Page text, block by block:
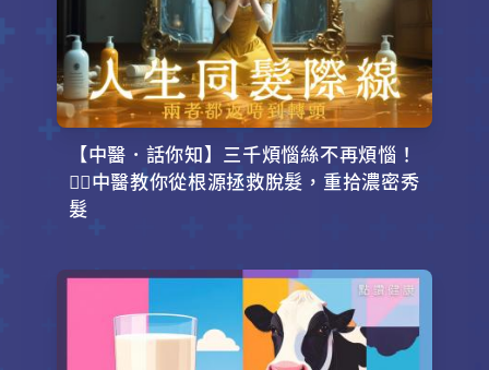
【中醫．話你知】三千煩惱絲不再煩惱！
💇‍♂️中醫教你從根源拯救脫髮，重拾濃密秀
髮